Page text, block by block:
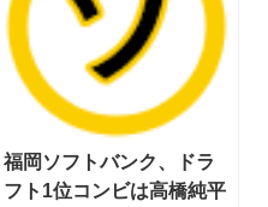
福岡ソフトバンク、ドラ
フト1位コンビは高橋純平